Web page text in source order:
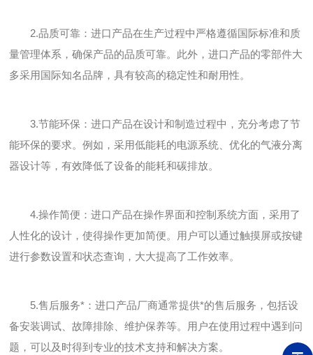
2.品质可靠：进口产品在生产过程中严格遵循国际标准和质
量管理体系，确保产品的品质可靠。此外，进口产品的零部件大
多采用国际知名品牌，具有较高的稳定性和耐用性。
3.节能环保：进口产品在设计和制造过程中，充分考虑了节
能环保的要求。例如，采用低能耗的电源系统、优化的气液分离
器设计等，有效降低了设备的能耗和碳排放。
4.操作简便：进口产品在操作界面和控制系统方面，采用了
人性化的设计，使得操作更加简便。用户可以通过触摸屏或按键
进行参数设置和状态查询，大大提高了工作效率。
5.售后服务*：进口产品厂商通常提供*的售后服务，包括设
备安装调试、故障排除、维护保养等。用户在使用过程中遇到问
题，可以及时得到专业的技术支持和解决方案。